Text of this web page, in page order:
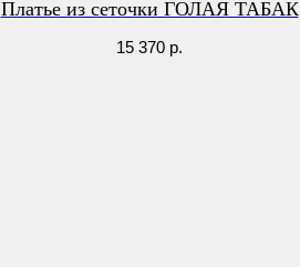
Платье из сеточки ГОЛАЯ ТАБАК
15 370 р.